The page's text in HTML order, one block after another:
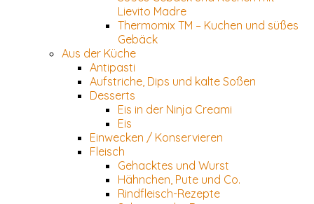
Lievito Madre
Thermomix TM – Kuchen und süßes
Gebäck
Aus der Küche
Antipasti
Aufstriche, Dips und kalte Soßen
Desserts
Eis in der Ninja Creami
Eis
Einwecken / Konservieren
Fleisch
Gehacktes und Wurst
Hähnchen, Pute und Co.
Rindfleisch-Rezepte